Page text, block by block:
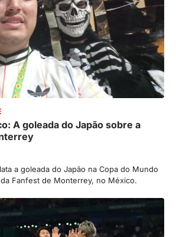
A goleada do Japão sobre a
a goleada do Japão na Copa do Mundo
Fanfest de Monterrey, no México.